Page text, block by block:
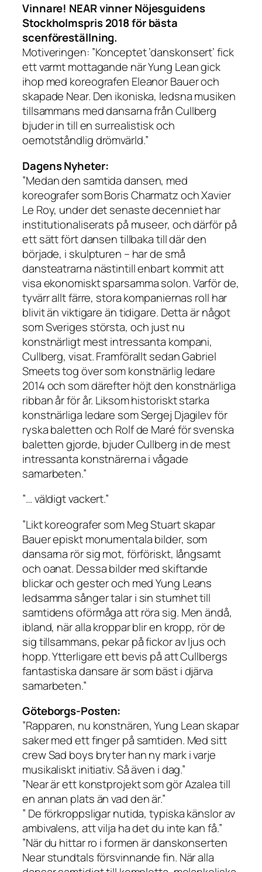
Vinnare! NEAR vinner Nöjesguidens
Stockholmspris 2018 för bästa
scenföreställning.
Motiveringen: ”Konceptet ’danskonsert’ fick
ett varmt mottagande när Yung Lean gick
ihop med koreografen Eleanor Bauer och
skapade Near. Den ikoniska, ledsna musiken
tillsammans med dansarna från Cullberg
bjuder in till en surrealistisk och
oemotståndlig drömvärld.”
Dagens Nyheter:
”Medan den samtida dansen, med
koreografer som Boris Charmatz och Xavier
Le Roy, under det senaste decenniet har
institutionaliserats på museer, och därför på
ett sätt fört dansen tillbaka till där den
började, i skulpturen – har de små
dansteatrarna nästintill enbart kommit att
visa ekonomiskt sparsamma solon. Varför de,
tyvärr allt färre, stora kompaniernas roll har
blivit än viktigare än tidigare. Detta är något
som Sveriges största, och just nu
konstnärligt mest intressanta kompani,
Cullberg, visat. Framförallt sedan Gabriel
Smeets tog över som konstnärlig ledare
2014 och som därefter höjt den konstnärliga
ribban år för år. Liksom historiskt starka
konstnärliga ledare som Sergej Djagilev för
ryska baletten och Rolf de Maré för svenska
baletten gjorde, bjuder Cullberg in de mest
intressanta konstnärerna i vågade
samarbeten.”
”… väldigt vackert.”
”Likt koreografer som Meg Stuart skapar
Bauer episkt monumentala bilder, som
dansarna rör sig mot, förföriskt, långsamt
och oanat. Dessa bilder med skiftande
blickar och gester och med Yung Leans
ledsamma sånger talar i sin stumhet till
samtidens oförmåga att röra sig. Men ändå,
ibland, när alla kroppar blir en kropp, rör de
sig tillsammans, pekar på fickor av ljus och
hopp. Ytterligare ett bevis på att Cullbergs
fantastiska dansare är som bäst i djärva
samarbeten.”
Göteborgs-Posten:
”Rapparen, nu konstnären, Yung Lean skapar
saker med ett finger på samtiden. Med sitt
crew Sad boys bryter han ny mark i varje
musikaliskt initiativ. Så även i dag.”
”Near är ett konstprojekt som gör Azalea till
en annan plats än vad den är.”
” De förkroppsligar nutida, typiska känslor av
ambivalens, att vilja ha det du inte kan få.”
”När du hittar ro i formen är danskonserten
Near stundtals försvinnande fin. När alla